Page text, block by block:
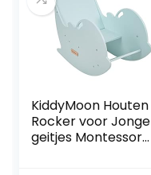
KiddyMoon Houten
Rocker voor Jonge
geitjes Montessori